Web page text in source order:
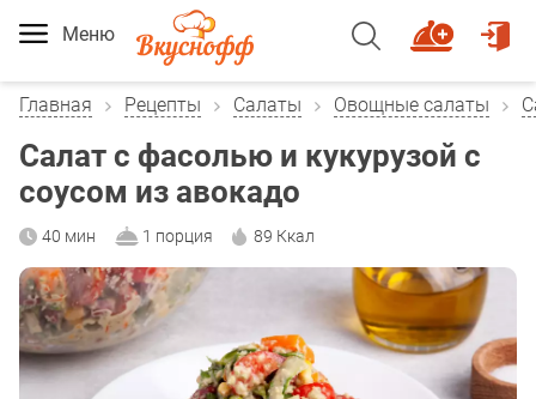
Меню
Главная Рецепты Салаты Овощные салаты
Салат с фасолью и кукурузой с
соусом из авокадо
40 мин 1 порция 89 Ккал